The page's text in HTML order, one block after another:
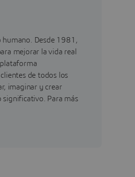
humano. Desde 1981,
mejorar la vida real
de todos los
imaginar y crear
significativo. Para más